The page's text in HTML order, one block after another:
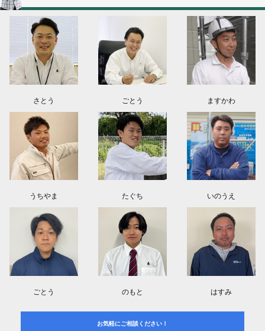
2026.08.03
神奈川県川崎市A様よりお問い合わせ頂きました。ありがとう御座います！
群馬県高崎市E様よりお問い合わせ頂きました。ありがとう御座います！
2026.08.02
東京都練馬区K様よりお問い合わせ頂きました。ありがとう御座います！
さとう ごとう ますかわ
うちやま たぐち いのうえ
ごとう のもと はすみ
お気軽にご相談ください！